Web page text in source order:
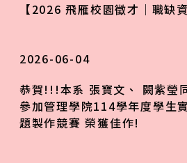
【2026 飛雁校園徵才｜職缺資
2026-06-04
恭賀!!!本系 張寶文、 闕紫瑩
參加管理學院114學年度學生
題製作競賽 榮獲佳作!